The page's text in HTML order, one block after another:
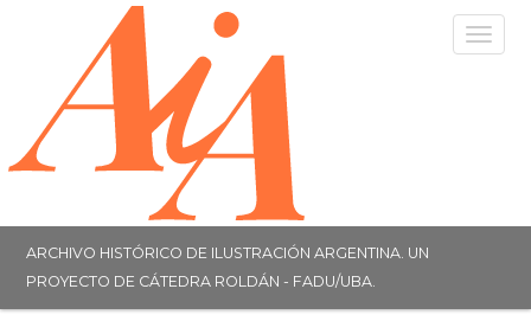
ARCHIVO HISTÓRICO DE ILUSTRACIÓN ARGENTINA. UN
PROYECTO DE CÁTEDRA ROLDÁN - FADU/UBA.